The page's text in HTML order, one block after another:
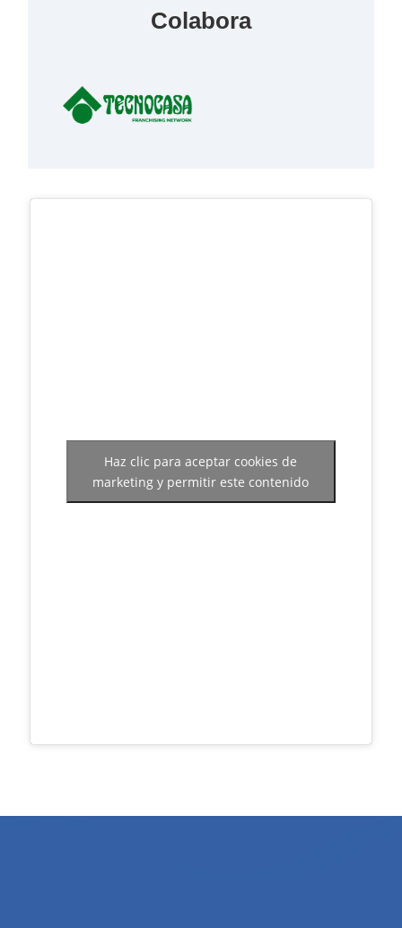
Colabora
Haz clic para aceptar cookies de
marketing y permitir este contenido